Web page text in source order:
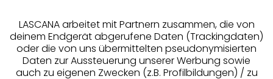
LASCANA arbeitet mit Partnern zusammen, die von
deinem Endgerät abgerufene Daten (Trackingdaten)
oder die von uns übermittelten pseudonymisierten
Daten zur Aussteuerung unserer Werbung sowie
auch zu eigenen Zwecken (z.B. Profilbildungen) / zu